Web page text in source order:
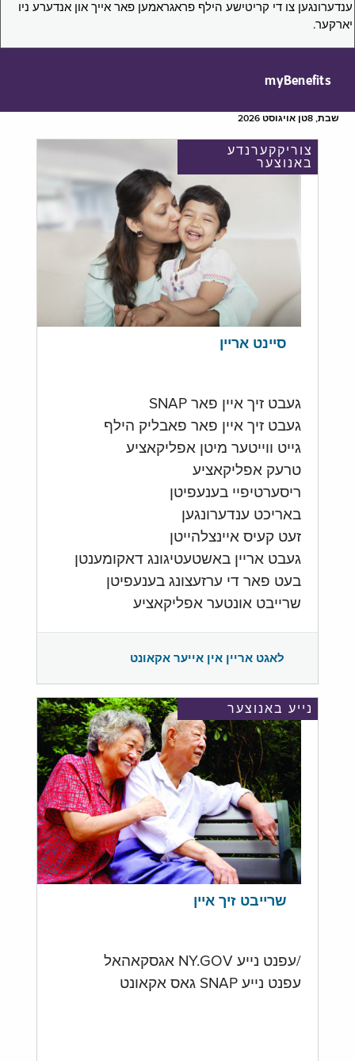
ענדערונגען צו די קריטישע הילף פראגראמען פאר אייך און אנדערע ניו
יארקער.
myBenefits
שבת, 8טן אויגוסט 2026
צוריקקערנדע
באנוצער
סיינט אריין
געבט זיך איין פאר SNAP
געבט זיך איין פאר פאבליק הילף
גייט ווייטער מיטן אפליקאציע
טרעק אפליקאציע
ריסערטיפיי בענעפיטן
באריכט ענדערונגען
זעט קעיס איינצלהייטן
געבט אריין באשטעטיגונג דאקומענטן
בעט פאר די ערזעצונג בענעפיטן
שרייבט אונטער אפליקאציע
לאגט אריין אין אייער אקאונט
נייע באנוצער
שרייבט זיך איין
/עפנט נייע NY.GOV אגסקאהאל
עפנט נייע SNAP גאס אקאונט